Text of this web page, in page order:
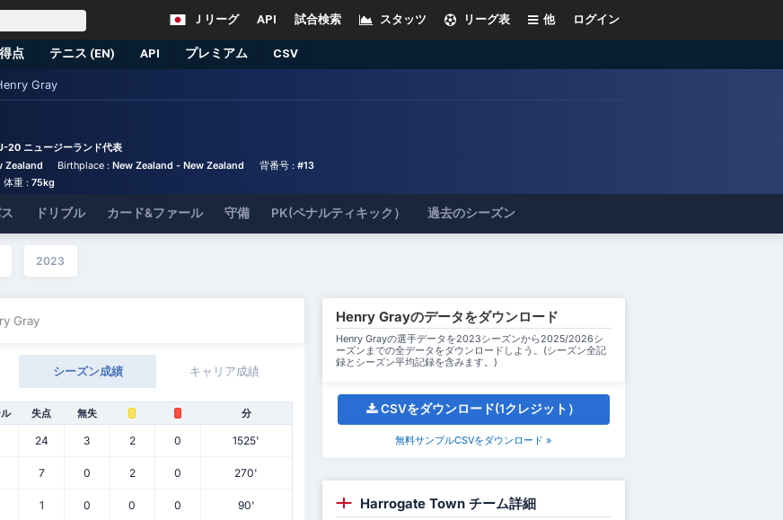
ログイン
他
リーグ表
スタッツ
試合検索
API
Ｊリーグ
点 テニス (EN) API プレミアム CSV
Gray
20 ニュージーランド代表
Zealand Birthplace :New Zealand - New Zealand 背番号 : #13
体重 :75kg
ドリブル カード&ファール 守備 PK(ペナルティキック） 過去のシーズン
2023
Gray
シーズン成績 キャリア成績
失点 無失 分
24 3 2 0
1525'
7 0 2 0 270'
1 0 0 0 90'
Henry Grayのデータをダウンロード
Henry Grayの選手データを2023シーズンから2025/2026シ
ーズンまでの全データをダウンロードしよう。(シーズン全記
録とシーズン平均記録を含みます。)
CSVをダウンロード(1クレジット）
無料サンプルCSVをダウンロード »
Harrogate Town チーム詳細